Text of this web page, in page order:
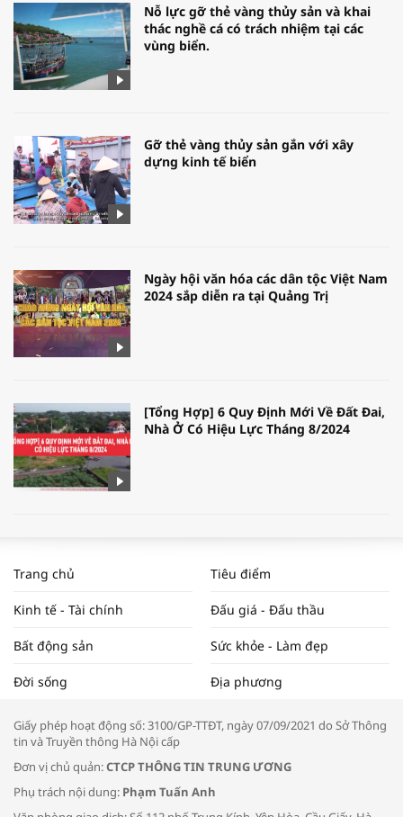
Nỗ lực gỡ thẻ vàng thủy sản và khai
thác nghề cá có trách nhiệm tại các
vùng biển.
Gỡ thẻ vàng thủy sản gắn với xây
dựng kinh tế biển
Ngày hội văn hóa các dân tộc Việt Nam
2024 sắp diễn ra tại Quảng Trị
[Tổng Hợp] 6 Quy Định Mới Về Đất Đai,
Nhà Ở Có Hiệu Lực Tháng 8/2024
NAM NĂM 2024 VÀ NĂM 2025 | NHỊP
ĐẬP THỊ TRƯỜNG #62
Tọa đàm “Xúc tiến thương mại: Khơi
Bác sĩ tư vấn cách phòng tránh bệnh
Trang chủ Tiêu điểm
Kinh tế - Tài chính Đấu giá - Đấu thầu
Bất động sản Sức khỏe - Làm đẹp
Đời sống Địa phương
Giấy phép hoạt động số: 3100/GP-TTĐT, ngày 07/09/2021 do Sở Thông
tin và Truyền thông Hà Nội cấp
Đơn vị chủ quản:CTCP THÔNG TIN TRUNG ƯƠNG
Phụ trách nội dung: Phạm Tuấn Anh